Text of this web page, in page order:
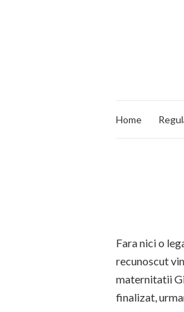
Home
Fara nici o
recunoscut
maternitatii
finalizat,